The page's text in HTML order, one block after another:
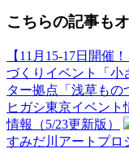
こちらの記事も
【11月15-17日開催
づくりイベント「小
ター拠点「浅草もの
ヒガシ東京イベント
情報（5/23更新版）
すみだ川アートプロ